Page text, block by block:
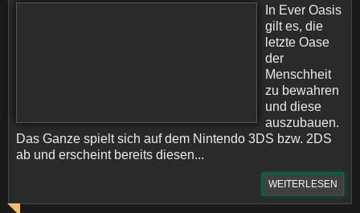
In Ever Oasis
gilt es, die
letzte Oase
der
Menschheit
zu bewahren
und diese
auszubauen.
Das Ganze spielt sich auf dem Nintendo 3DS bzw. 2DS
ab und erscheint bereits diesen...
WEITERLESEN